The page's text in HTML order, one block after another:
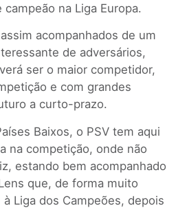
na Liga Europa.
acompanhados de um
de adversários,
ser o maior competidor,
e com grandes
a curto-prazo.
Baixos, o PSV tem aqui
na competição, onde não
estando bem acompanhado
que, de forma muito
Liga dos Campeões, depois